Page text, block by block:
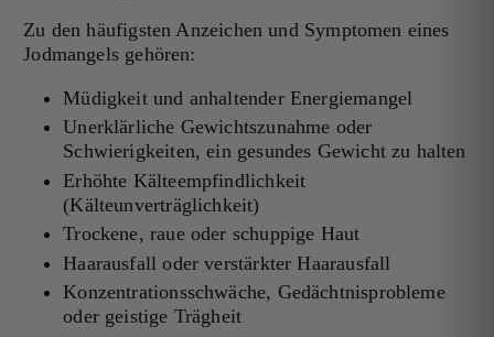
Zu den häufigsten Anzeichen und Symptomen eines
Jodmangels gehören:
Müdigkeit und anhaltender Energiemangel
Unerklärliche Gewichtszunahme oder
Schwierigkeiten, ein gesundes Gewicht zu halten
Erhöhte Kälteempfindlichkeit
(Kälteunverträglichkeit)
Trockene, raue oder schuppige Haut
Haarausfall oder verstärkter Haarausfall
Konzentrationsschwäche, Gedächtnisprobleme
oder geistige Trägheit